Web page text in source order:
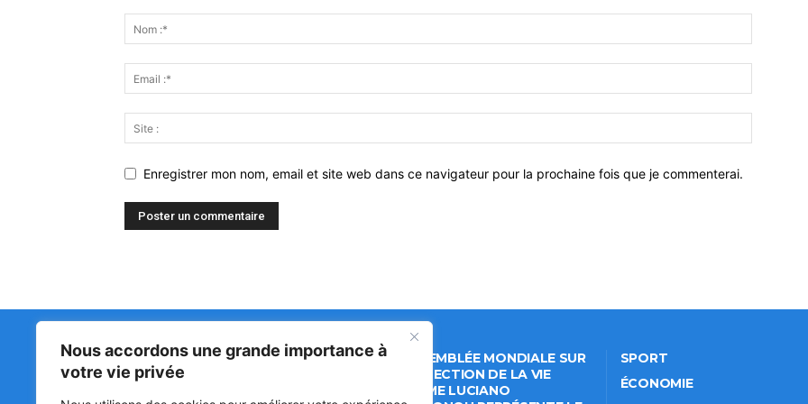
Nous accordons une grande importance à
votre vie privée
Enregistrer mon nom, email et site web dans ce navigateur pour la prochaine fois que je commenterai.
Matin Libre
Premiers sur l'info !
47ᵉ ASSEMBLÉE MONDIALE SUR
LA PROTECTION DE LA VIE
PRIVÉE: ME LUCIANO
SPORT
ÉCONOMIE